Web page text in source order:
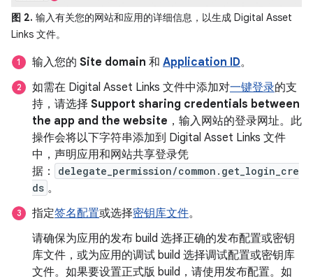
图 2. 输入有关您的网站和应用的详细信息，以生成 Digital Asset
Links 文件。
输入您的 Site domain 和 Application ID。
如需在 Digital Asset Links 文件中添加对一键登录的支
持，请选择 Support sharing credentials between
the app and the website ，输入网站的登录网址。此
操作会将以下字符串添加到 Digital Asset Links 文件
中，声明应用和网站共享登录凭
据：
delegate_permission/common.get_login_cre
ds 。
指定签名配置或选择密钥库文件。
请确保为应用的发布 build 选择正确的发布配置或密钥
库文件，或为应用的调试 build 选择调试配置或密钥库
文件。如果要设置正式版 build，请使用发布配置。如